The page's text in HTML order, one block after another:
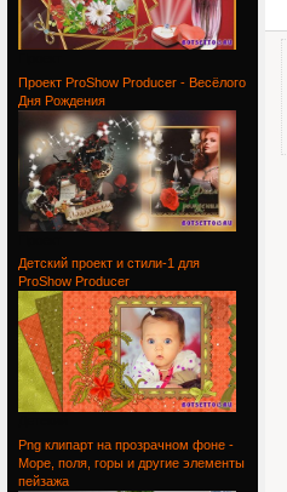
Проект ProShow Producer - Весёлого
Дня Рождения
Детский проект и стили-1 для
ProShow Producer
Png клипарт на прозрачном фоне -
Море, поля, горы и другие элементы
пейзажа